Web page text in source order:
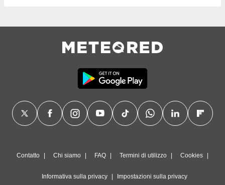
Contatto Chi siamo FAQ Termini di utilizzo Cookies
Informativa sulla privacy Impostazioni sulla privacy